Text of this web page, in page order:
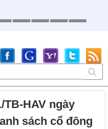
TB-HAV ngày
sách cổ đông